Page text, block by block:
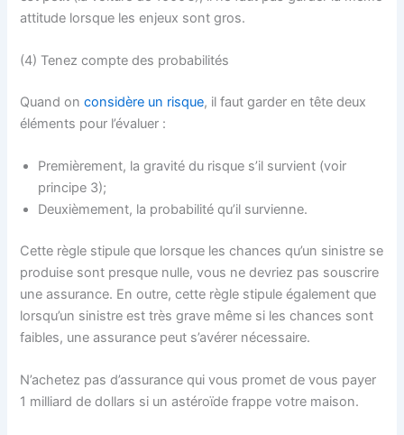
attitude lorsque les enjeux sont gros.
(4) Tenez compte des probabilités
Quand onconsidère un risque, il faut garder en tête deux
éléments pour l’évaluer :
Premièrement, la gravité du risque s’il survient (voir
principe 3);
Deuxièmement, la probabilité qu’il survienne.
Cette règle stipule que lorsque les chances qu’un sinistre se
produise sont presque nulle, vous ne devriez pas souscrire
une assurance. En outre, cette règle stipule également que
lorsqu’un sinistre est très grave même si les chances sont
faibles, une assurance peut s’avérer nécessaire.
N’achetez pas d’assurance qui vous promet de vous payer
1 milliard de dollars si un astéroïde frappe votre maison.